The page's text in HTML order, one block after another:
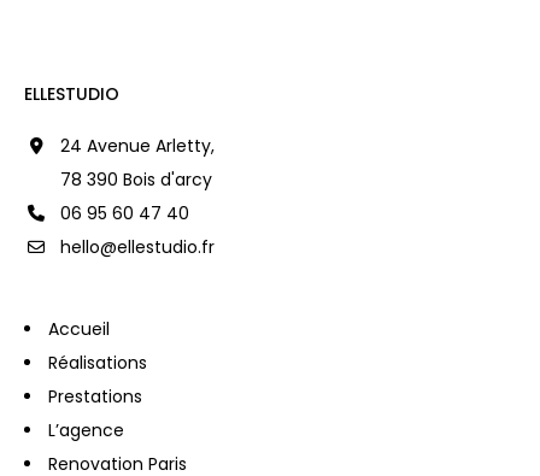
ELLESTUDIO
24 Avenue Arletty,
78 390 Bois d'arcy
06 95 60 47 40
hello@ellestudio.fr
Accueil
Réalisations
Prestations
L’agence
Renovation Paris